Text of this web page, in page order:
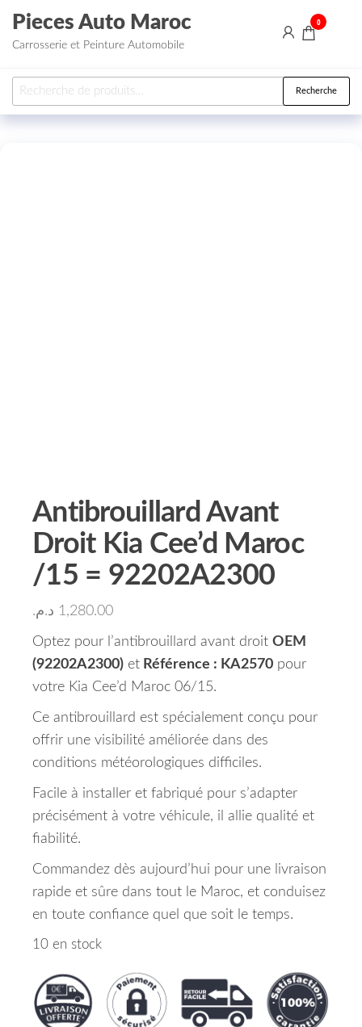
Aller au contenu
Pieces Auto Maroc
Carrosserie et Peinture Automobile
0
Recherche pour : Recherche
Antibrouillard Avant
Droit Kia Cee’d Maroc
/15 = 92202A2300
1,280.00 د.م.
Optez pour l’antibrouillard avant droit OEM
(92202A2300) et Référence : KA2570 pour
votre Kia Cee’d Maroc 06/15.
Ce antibrouillard est spécialement conçu pour
offrir une visibilité améliorée dans des
conditions météorologiques difficiles.
Facile à installer et fabriqué pour s’adapter
précisément à votre véhicule, il allie qualité et
fiabilité.
Commandez dès aujourd’hui pour une livraison
rapide et sûre dans tout le Maroc, et conduisez
en toute confiance quel que soit le temps.
10 en stock